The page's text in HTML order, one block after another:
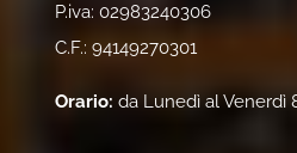
P.iva: 02983240306
C.F.: 94149270301
Orario: da Lunedì al Venerdì